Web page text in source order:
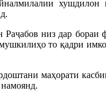
хушдилон
низ дар
то қадри
маҳорати